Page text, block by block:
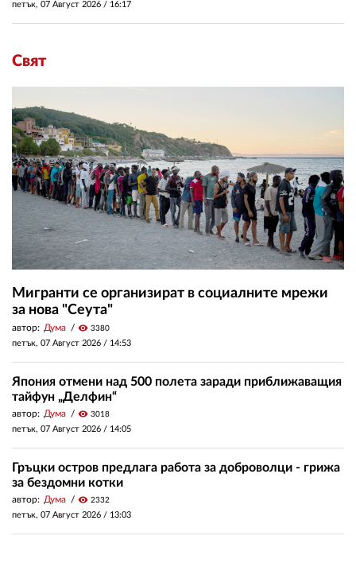
петък, 07 Август 2026 / 16:17
Свят
Мигранти се организират в социалните мрежи
за нова "Сеута"
автор: Дума visibility 3380
петък, 07 Август 2026 / 14:53
Япония отмени над 500 полета заради приближаващия
тайфун „Делфин“
автор: Дума visibility 3018
петък, 07 Август 2026 / 14:05
Гръцки остров предлага работа за доброволци - грижа
за бездомни котки
автор: Дума visibility 2332
петък, 07 Август 2026 / 13:03